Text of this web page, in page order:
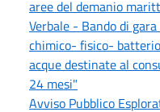
aree del demanio
Verbale - Bando di
chimico- fisico-
acque destinate al
24 mesi"
Avviso Pubblico